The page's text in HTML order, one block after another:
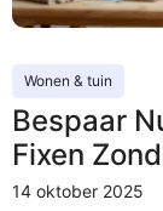
Wonen & tuin
Bespaar
Fixen
14 oktober 2025